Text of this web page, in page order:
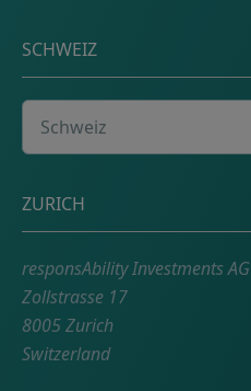
SCHWEIZ
Adresse
ZURICH
responsAbility Investments AG
Zollstrasse 17
8005 Zurich
Switzerland